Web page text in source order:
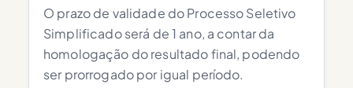
O prazo de validade do Processo Seletivo
Simplificado será de 1 ano, a contar da
homologação do resultado final, podendo
ser prorrogado por igual período.